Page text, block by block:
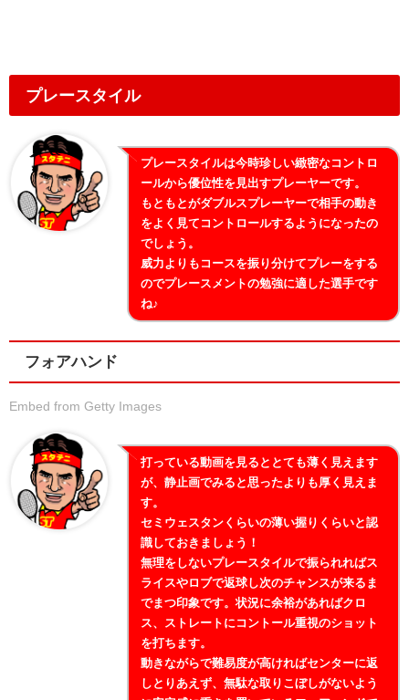
プレースタイル
プレースタイルは今時珍しい緻密なコントロ
ールから優位性を見出すプレーヤーです。
もともとがダブルスプレーヤーで相手の動き
をよく見てコントロールするようになったの
でしょう。
威力よりもコースを振り分けてプレーをする
のでプレースメントの勉強に適した選手です
ね♪
フォアハンド
Embed from Getty Images
打っている動画を見るととても薄く見えます
が、静止画でみると思ったよりも厚く見えま
す。
セミウェスタンくらいの薄い握りくらいと認
識しておきましょう！
無理をしないプレースタイルで振られればス
ライスやロブで返球し次のチャンスが来るま
でまつ印象です。状況に余裕があればクロ
ス、ストレートにコントール重視のショット
を打ちます。
動きながらで難易度が高ければセンターに返
しとりあえず、無駄な取りこぼしがないよう